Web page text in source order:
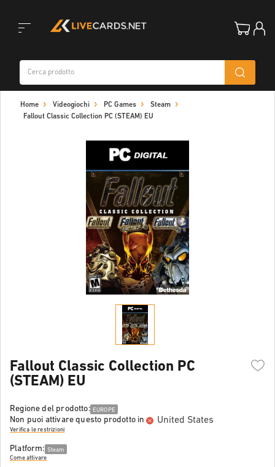
navigation
Home Videogiochi PC Games
Steam
Fallout Classic Collection PC (STEAM) EU
Fallout Classic Collection PC
(STEAM) EU
Regione del prodotto: EUROPE
Non puoi attivare questo prodotto in United States
Verifica le restrizioni
Platform: Steam
Come attivare